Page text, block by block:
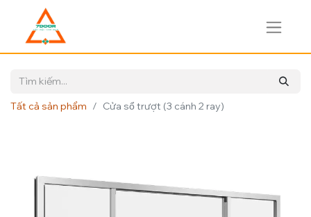
Tất cả sản phẩm Cửa sổ trượt (3 cánh 2 ray)